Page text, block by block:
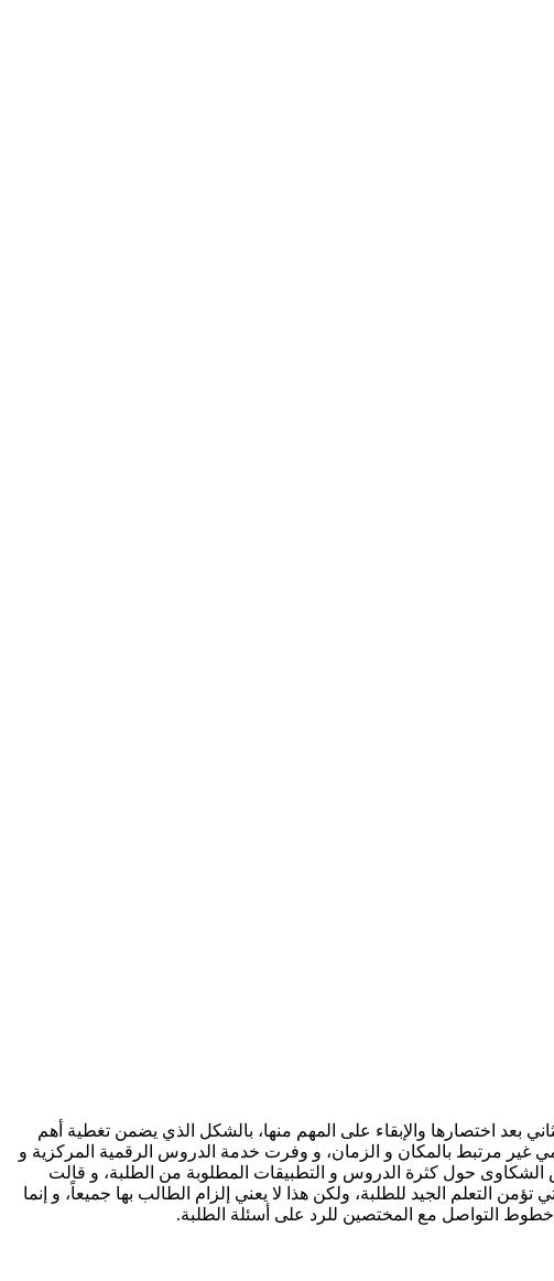
بعد اختصارها والإبقاء على المهم منها، بالشكل الذي يضمن تغطية أهم
غير مرتبط بالمكان و الزمان، و وفرت خدمة الدروس الرقمية المركزية و
يرجع لها في أي وقت. وحول بعض الشكاوى حول كثرة الدروس و التطبيقات المطلوبة من الطلبة، و قالت
تؤمن التعلم الجيد للطلبة، ولكن هذا لا يعني إلزام الطالب بها جميعاً، و إنما
خطوط التواصل مع المختصين للرد على أسئلة الطلبة.